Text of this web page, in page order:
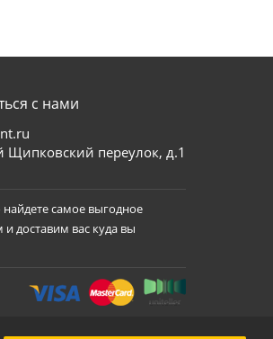
с нами
Щипковский переулок, д.1
самое выгодное
доставим вас куда вы